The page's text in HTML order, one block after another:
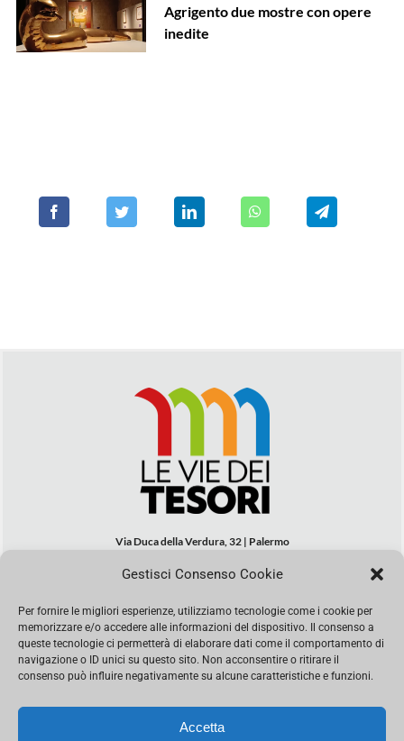
Gestisci Consenso Cookie
Per fornire le migliori esperienze, utilizziamo tecnologie come i cookie per
memorizzare e/o accedere alle informazioni del dispositivo. Il consenso a
queste tecnologie ci permetterà di elaborare dati come il comportamento di
navigazione o ID unici su questo sito. Non acconsentire o ritirare il
consenso può influire negativamente su alcune caratteristiche e funzioni.
Accetta
Agrigento due mostre con opere
inedite
Via Duca della Verdura, 32 | Palermo
info@leviedeitesori.it
Direttore ResponsabileMarcello Barbaro– Aut. del tribunale di
Palermo n. 19 del 2017 iscrizione al roc numero 37003 Editore
Porta Felice Srl. Sede legale: Via Libertà 93 – 90143 Palermo
Società iscritta alla Camera di Commercio di Palermo Ufficio
065228208251 Capitale 10000 euro IV